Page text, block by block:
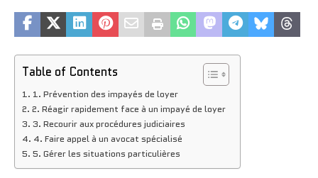
Table of Contents
1. Prévention des impayés de loyer
2. Réagir rapidement face à un impayé de loyer
3. Recourir aux procédures judiciaires
4. Faire appel à un avocat spécialisé
5. Gérer les situations particulières